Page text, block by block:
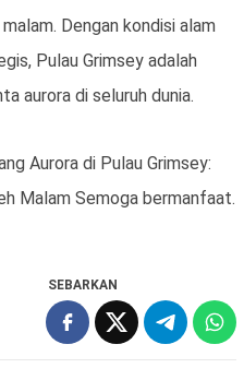
Dengan kondisi alam
Pulau Grimsey adalah
aurora di seluruh dunia.
Aurora di Pulau Grimsey:
Malam Semoga bermanfaat.
SEBARKAN